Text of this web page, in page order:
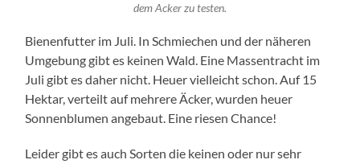
dem Acker zu testen.
Bienenfutter im Juli. In Schmiechen und der näheren
Umgebung gibt es keinen Wald. Eine Massentracht im
Juli gibt es daher nicht. Heuer vielleicht schon. Auf 15
Hektar, verteilt auf mehrere Äcker, wurden heuer
Sonnenblumen angebaut. Eine riesen Chance!
Leider gibt es auch Sorten die keinen oder nur sehr